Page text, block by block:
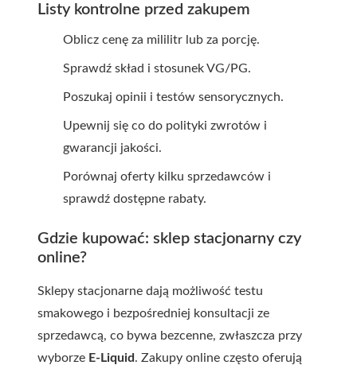
Listy kontrolne przed zakupem
Oblicz cenę za mililitr lub za porcję.
Sprawdź skład i stosunek VG/PG.
Poszukaj opinii i testów sensorycznych.
Upewnij się co do polityki zwrotów i
gwarancji jakości.
Porównaj oferty kilku sprzedawców i
sprawdź dostępne rabaty.
Gdzie kupować: sklep stacjonarny czy
online?
Sklepy stacjonarne dają możliwość testu
smakowego i bezpośredniej konsultacji ze
sprzedawcą, co bywa bezcenne, zwłaszcza przy
wyborze E-Liquid. Zakupy online często oferują